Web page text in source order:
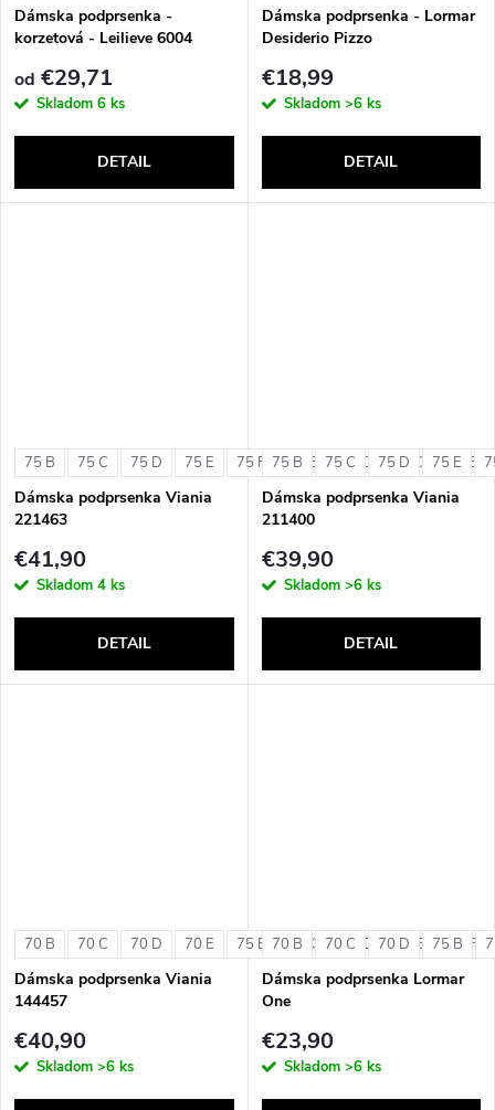
Dámska podprsenka -
korzetová - Leilieve 6004
od €29,71
Skladom 6 ks
DETAIL
Dámska podprsenka - Lormar
Desiderio Pizzo
€18,99
Skladom >6 ks
DETAIL
75 B 75 C 75 D 75 E 75 F 80 B 80 C 80 D 80 E
Dámska podprsenka Viania
221463
€41,90
Skladom 4 ks
DETAIL
75 B 75 C 75 D 75 E
Dámska podprsenka Viania
211400
€39,90
Skladom >6 ks
DETAIL
70 B 70 C 70 D 70 E 75 B 75 C 75 D 75 E 75 F
Dámska podprsenka Viania
144457
€40,90
Skladom >6 ks
70 B 70 C 70 D 75 B
Dámska podprsenka Lormar
One
€23,90
Skladom >6 ks